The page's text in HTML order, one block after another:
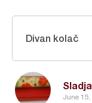
June
Divan kolač